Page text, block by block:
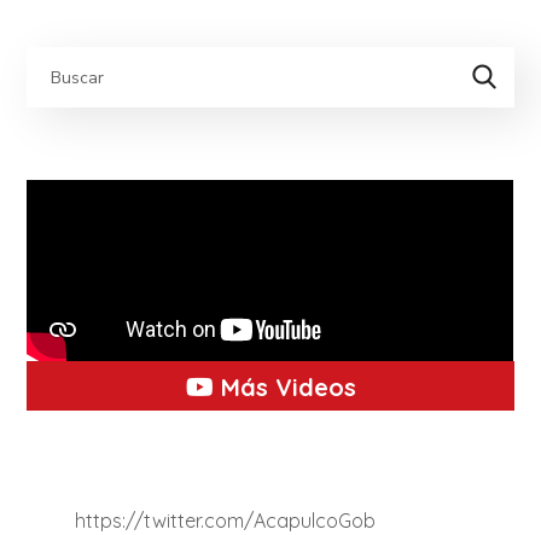
Más Videos
https://twitter.com/AcapulcoGob